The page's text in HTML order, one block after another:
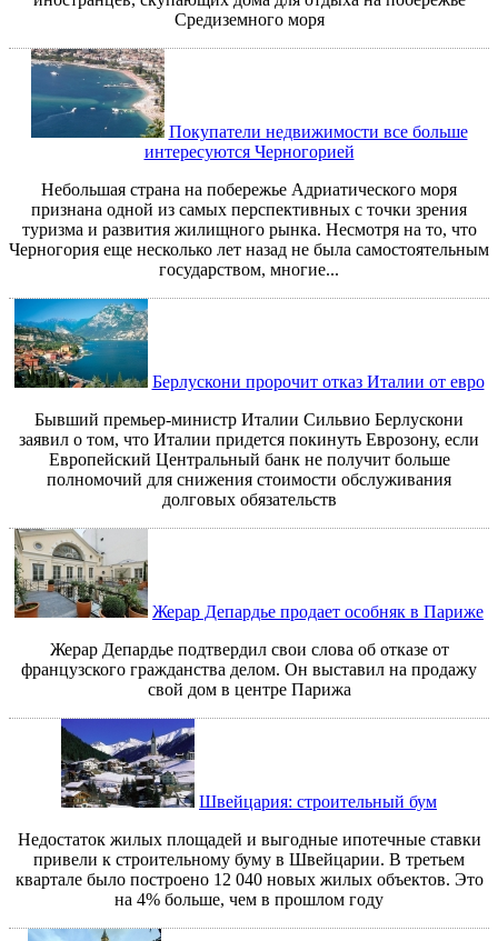
Средиземного моря
Покупатели недвижимости все больше
интересуются Черногорией
Небольшая страна на побережье Адриатического моря
признана одной из самых перспективных с точки зрения
туризма и развития жилищного рынка. Несмотря на то, что
Черногория еще несколько лет назад не была самостоятельным
государством, многие...
Берлускони пророчит отказ Италии от евро
Бывший премьер-министр Италии Сильвио Берлускони
заявил о том, что Италии придется покинуть Еврозону, если
Европейский Центральный банк не получит больше
полномочий для снижения стоимости обслуживания
долговых обязательств
Жерар Депардье продает особняк в Париже
Жерар Депардье подтвердил свои слова об отказе от
французского гражданства делом. Он выставил на продажу
свой дом в центре Парижа
Швейцария: строительный бум
Недостаток жилых площадей и выгодные ипотечные ставки
привели к строительному буму в Швейцарии. В третьем
квартале было построено 12 040 новых жилых объектов. Это
на 4% больше, чем в прошлом году